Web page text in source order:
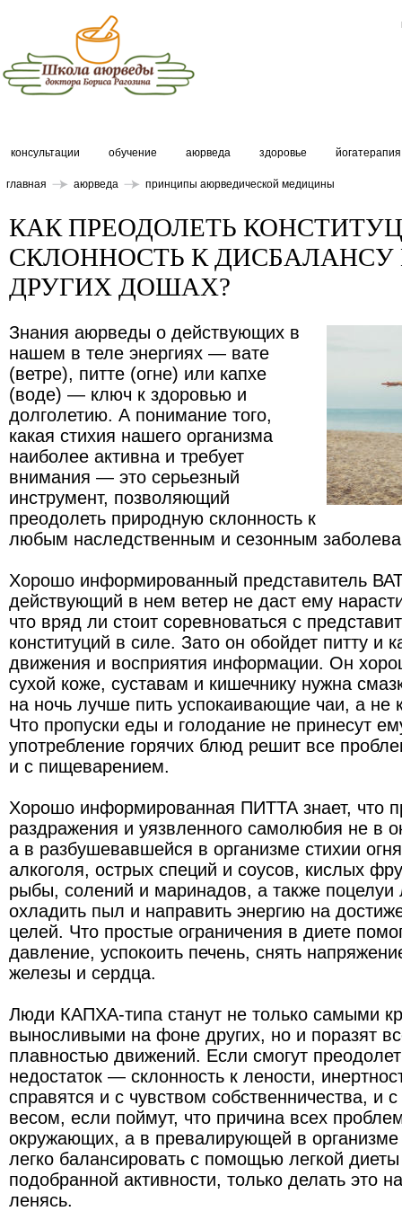
консультации обучение аюрведа здоровье йогатерапия
главная аюрведа принципы аюрведической медицины
КАК ПРЕОДОЛЕТЬ
СКЛОННОСТЬ К ДИСБАЛАНСУ
ДРУГИХ ДОШАХ?
Знания аюрведы о действующих в
нашем в теле энергиях — вате
(ветре), питте (огне) или капхе
(воде) — ключ к здоровью и
долголетию. А понимание того,
какая стихия нашего организма
наиболее активна и требует
внимания — это серьезный
инструмент, позволяющий
преодолеть природную склонность к
любым наследственным и сезонным
Хорошо информированный представитель
действующий в нем ветер не даст ему
что вряд ли стоит соревноваться с
конституций в силе. Зато он обойдет питту и
движения и восприятия информации. Он
сухой коже, суставам и кишечнику нужна
на ночь лучше пить успокаивающие чаи, а не
Что пропуски еды и голодание не принесут
употребление горячих блюд решит все
и с пищеварением.
Хорошо информированная ПИТТА знает, что
раздражения и уязвленного самолюбия не в
а в разбушевавшейся в организме стихии
алкоголя, острых специй и соусов, кислых
рыбы, солений и маринадов, а также
охладить пыл и направить энергию на
целей. Что простые ограничения в диете
давление, успокоить печень, снять
железы и сердца.
Люди КАПХА-типа станут не только самыми
выносливыми на фоне других, но и поразят
плавностью движений. Если смогут
недостаток — склонность к лености,
справятся и с чувством собственничества,
весом, если поймут, что причина всех
окружающих, а в превалирующей в организме
легко балансировать с помощью легкой
подобранной активности, только делать это
ленясь.